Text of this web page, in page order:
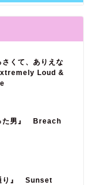
さくて、ありえな
Loud &
た男』 Breach
り』 Sunset